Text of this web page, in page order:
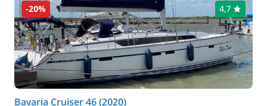
-20% 4,7
Bavaria Cruiser 46 (2020)